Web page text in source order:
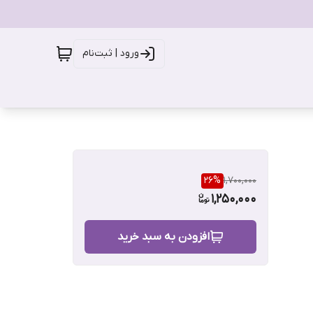
ورود | ثبت‌نام
1,700,000
26%
1,250,000
افزودن به سبد خرید